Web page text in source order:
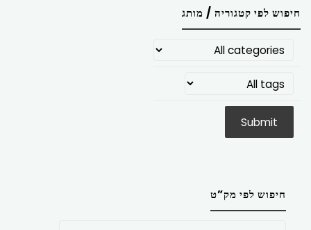
חיפוש לפי קטגוריה / מותג
חיפוש לפי מק”ט